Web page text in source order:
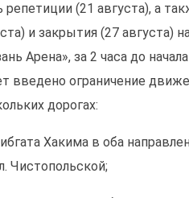
репетиции (21 августа), а
и закрытия (27 августа)
Арена», за 2 часа до
введено ограничение
дорогах:
Хакима в оба
Чистопольской;